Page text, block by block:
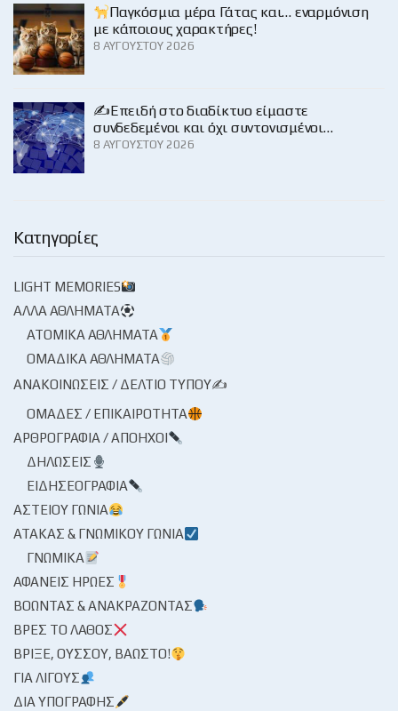
Παγκόσμια μέρα Γάτας και… εναρμόνιση
με κάποιους χαρακτήρες!
8 ΑΥΓΟΎΣΤΟΥ 2026
✍️Επειδή στο διαδίκτυο είμαστε
συνδεδεμένοι και όχι συντονισμένοι…
8 ΑΥΓΟΎΣΤΟΥ 2026
Κατηγορίες
LIGHT MEMORIES
ΆΛΛΑ ΑΘΛΉΜΑΤΑ
ΑΤΟΜΙΚΆ ΑΘΛΉΜΑΤΑ
ΟΜΑΔΙΚΆ ΑΘΛΉΜΑΤΑ
ΑΝΑΚΟΙΝΏΣΕΙΣ / ΔΕΛΤΊΟ ΤΎΠΟΥ✍
ΟΜΆΔΕΣ / ΕΠΙΚΑΙΡΌΤΗΤΑ
ΑΡΘΡΟΓΡΑΦΊΑ / ΑΠΌΗΧΟΙ
ΔΗΛΏΣΕΙΣ
ΕΙΔΗΣΕΟΓΡΑΦΊΑ
ΑΣΤΕΊΟΥ ΓΩΝΊΑ
ΑΤΆΚΑΣ & ΓΝΩΜΙΚΟΎ ΓΩΝΊΑ
ΓΝΩΜΙΚΆ
ΑΦΑΝΕΊΣ ΉΡΩΕΣ
ΒΟΏΝΤΑΣ & ΑΝΑΚΡΆΖΟΝΤΑΣ
ΒΡΕΣ ΤΟ ΛΆΘΟΣ
ΒΡΊΞΕ, ΟΎΣΣΟΥ, ΒΆΩΣΤΟ!
ΓΙΑ ΛΊΓΟΥΣ
ΔΙΑ ΥΠΟΓΡΑΦΉΣ